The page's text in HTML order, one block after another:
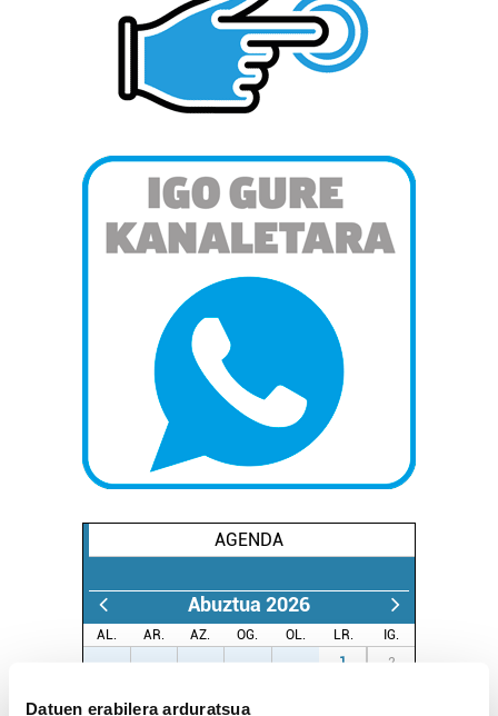
Datuen erabilera arduratsua
AGENDA
Abuztua 2026
AL. AR. AZ. OG. OL. LR.
IG.
27
28 29 30 31 1 2